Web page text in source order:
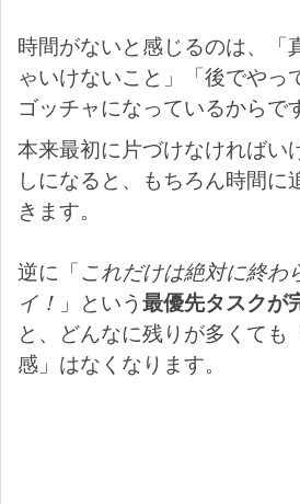
時間がないと感じるのは、「
ゃいけないこと」「後でやっ
ゴッチャになっているからで
本来最初に片づけなければい
しになると、もちろん時間に
きます。
逆に「これだけは絶対に終わ
イ！ 」という最優先タスクが
と、どんなに残りが多くても
感」はなくなります。